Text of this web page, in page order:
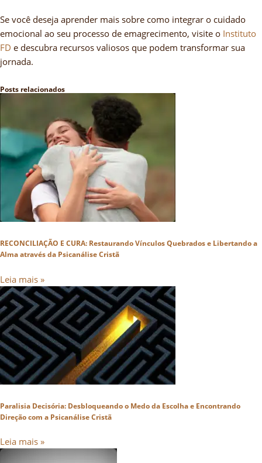
Se você deseja aprender mais sobre como integrar o cuidado
emocional ao seu processo de emagrecimento, visite o Instituto
FD e descubra recursos valiosos que podem transformar sua
jornada.
Posts relacionados
RECONCILIAÇÃO E CURA: Restaurando Vínculos Quebrados e Libertando a
Alma através da Psicanálise Cristã
Leia mais »
Paralisia Decisória: Desbloqueando o Medo da Escolha e Encontrando
Direção com a Psicanálise Cristã
Leia mais »